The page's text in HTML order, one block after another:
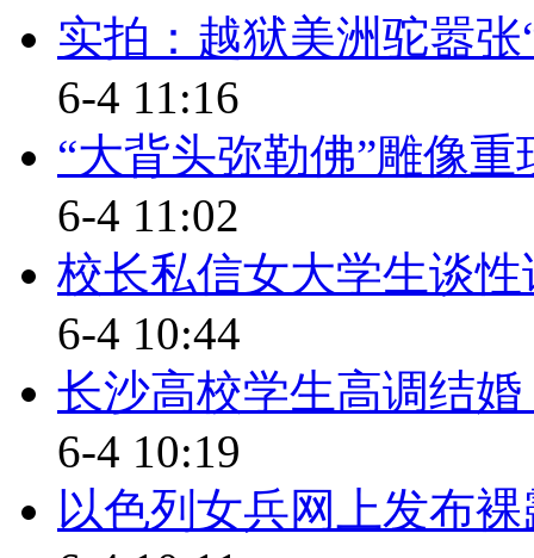
了解赵白鸽的工作思路和工作
辛。
【解说】此外，周筱赟还质
【同期】网络爆料人 周筱赟
红会作为一个公益机构，去
【同期】红会社会监督委员
当时我们没有收取红会一分钱
是没有任何利益往来。
【口播】慈心为人，善举济世
开始了，但是中国的公益慈善
实拍：越狱美洲驼嚣
6-4 11:16
“大背头弥勒佛”雕像
6-4 11:02
校长私信女大学生谈
6-4 10:44
长沙高校学生高调结
6-4 10:19
以色列女兵网上发布